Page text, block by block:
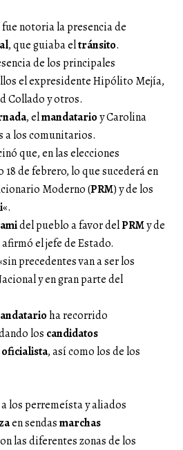
notoria la presencia de
, que guiaba eltránsito.
de los principales
el expresidente Hipólito Mejía,
Collado y otros.
, elmandatarioy Carolina
a los comunitarios.
que, en las elecciones
de febrero, lo que sucederá en
Moderno (PRM) y de los
«.
del pueblo a favor delPRMy de
el jefe de Estado.
precedentes van a ser los
y en gran parte del
ha recorrido
los candidatos
, así como los de los
los perremeísta y aliados
en sendasmarchas
las diferentes zonas de los